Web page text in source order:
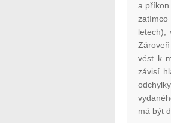
a
zatímco
letech),
vést k
závisí
má být